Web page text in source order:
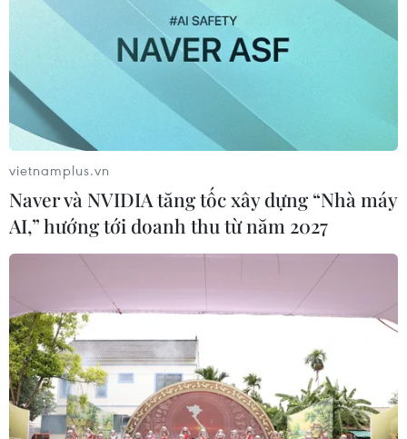
Đảm bảo môi trường cạnh tranh bình
đẳng trong thương mại điện tử
03/11/2020 08:45
Nghị định 52/CP sửa đổi hướng đến đảm bảo môi
trường lành mạnh, cạnh tranh bình đẳng, đảm bảo
quyền lợi của người tiêu dùng trong thương mại điện tử.
vietnamplus.vn
Naver và NVIDIA tăng tốc xây dựng “Nhà máy
AI,” hướng tới doanh thu từ năm 2027